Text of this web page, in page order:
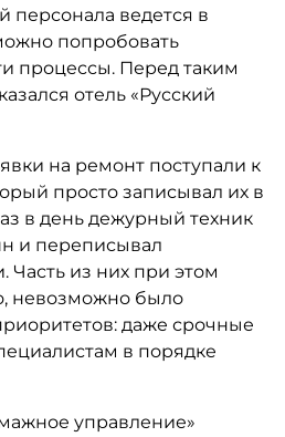
персонала ведется в
попробовать
процессы. Перед таким
отель «Русский
на ремонт поступали к
просто записывал их в
в день дежурный техник
и переписывал
Часть из них при этом
невозможно было
даже срочные
в порядке
управление»